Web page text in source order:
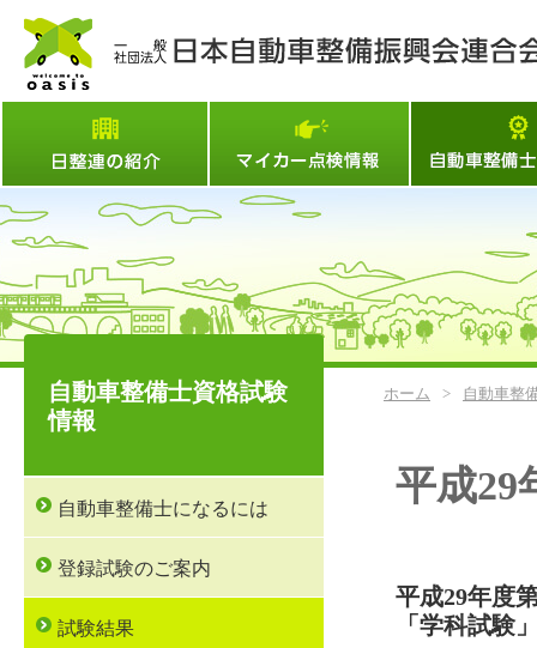
マイカー点検情
ホーム > 自動車整
平成29
平成29年度
「学科試験
自動車整備士資格試験
情報
自動車整備士になるには
登録試験のご案内
試験結果